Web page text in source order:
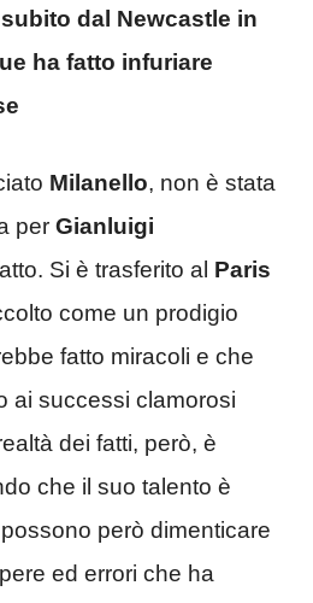
dal Newcastle in
ha fatto infuriare
Milanello, non è stata
per Gianluigi
Si è trasferito al Paris
come un prodigio
fatto miracoli e che
ai successi clamorosi
dei fatti, però, è
che il suo talento è
però dimenticare
ed errori che ha